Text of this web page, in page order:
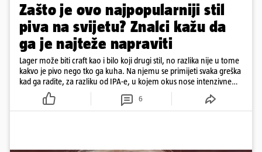
Zašto je ovo najpopularniji stil
piva na svijetu? Znalci kažu da
ga je najteže napraviti
Lager može biti craft kao i bilo koji drugi stil, no razlika nije u tome
kakvo je pivo nego tko ga kuha. Na njemu se primijeti svaka greška
kad ga radite, za razliku od IPA-e, u kojem okus nose intenzivne
6